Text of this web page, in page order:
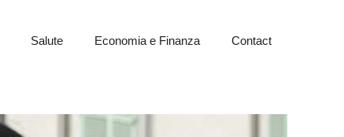
Salute Economia e Finanza Contact